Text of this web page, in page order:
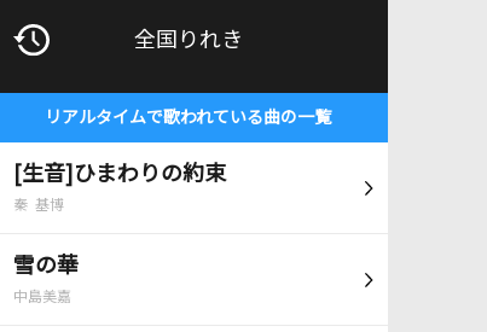
全国りれき
リアルタイムで歌われている曲の一覧
[生音]ひまわりの約束
秦 基博
雪の華
中島美嘉